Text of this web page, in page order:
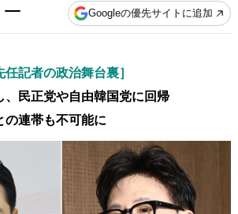
Googleの優先サイトに追加
任記者の政治舞台裏］
、民正党や自由韓国党に回帰
の連帯も不可能に